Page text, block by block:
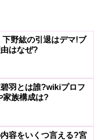
下野紘の引退はデマ!ブ
はなぜ?
碧羽とは誰?wikiプロフ
家族構成は?
容をいくつ言える?宮